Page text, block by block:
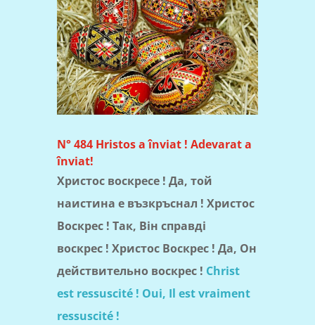
N° 484 Hristos a înviat ! Adevarat a
înviat!
Христос воскресе ! Да, той
наистина е възкръснал ! Христос
Воскрес ! Так, Він справді
воскрес ! Христос Воскрес ! Да, Он
действительно воскрес ! Christ
est ressuscité ! Oui, Il est vraiment
ressuscité !